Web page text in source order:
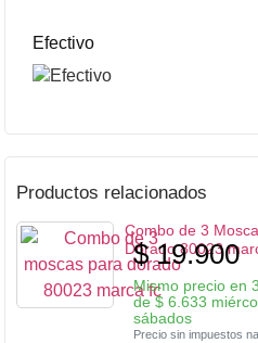
10% OFFabonando con Efectivo
Efectivo
Productos relacionados
Combo de 3
Dorado 80023
$19.900
Mismo precio en
de$6.633
sábados
Precio sin impuestos